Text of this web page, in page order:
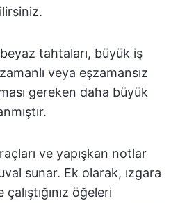
tahtaları, büyük iş
veya eşzamansız
gereken daha büyük
ve yapışkan notlar
sunar. Ek olarak, ızgara
öğeleri